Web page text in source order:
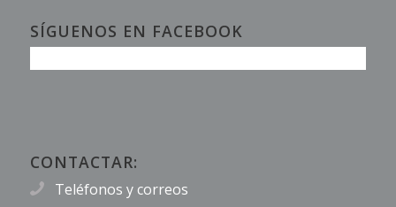
SÍGUENOS EN FACEBOOK
CONTACTAR:
Teléfonos y correos